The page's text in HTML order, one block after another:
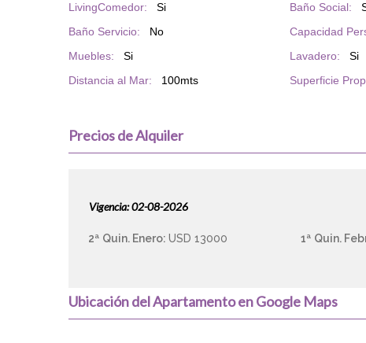
LivingComedor:
Si Baño Social:
Baño Servicio:
No Capacidad
Muebles:
Si Lavadero: Si
Distancia al Mar:
100mts Superficie
Precios de Alquiler
Vigencia: 02-08-2026
2ª Quin. Enero: USD 13000 1ª Quin.
Ubicación del Apartamento en Google Maps